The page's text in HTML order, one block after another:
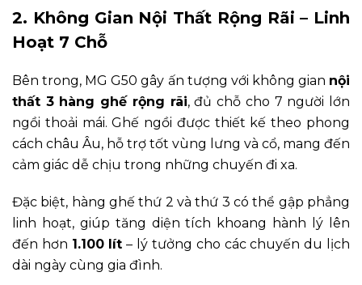
2. Không Gian Nội Thất Rộng Rãi – Linh
Hoạt 7 Chỗ
Bên trong, MG G50 gây ấn tượng với không gian nội
thất 3 hàng ghế rộng rãi, đủ chỗ cho 7 người lớn
ngồi thoải mái. Ghế ngồi được thiết kế theo phong
cách châu Âu, hỗ trợ tốt vùng lưng và cổ, mang đến
cảm giác dễ chịu trong những chuyến đi xa.
Đặc biệt, hàng ghế thứ 2 và thứ 3 có thể gập phẳng
linh hoạt, giúp tăng diện tích khoang hành lý lên
đến hơn 1.100 lít – lý tưởng cho các chuyến du lịch
dài ngày cùng gia đình.